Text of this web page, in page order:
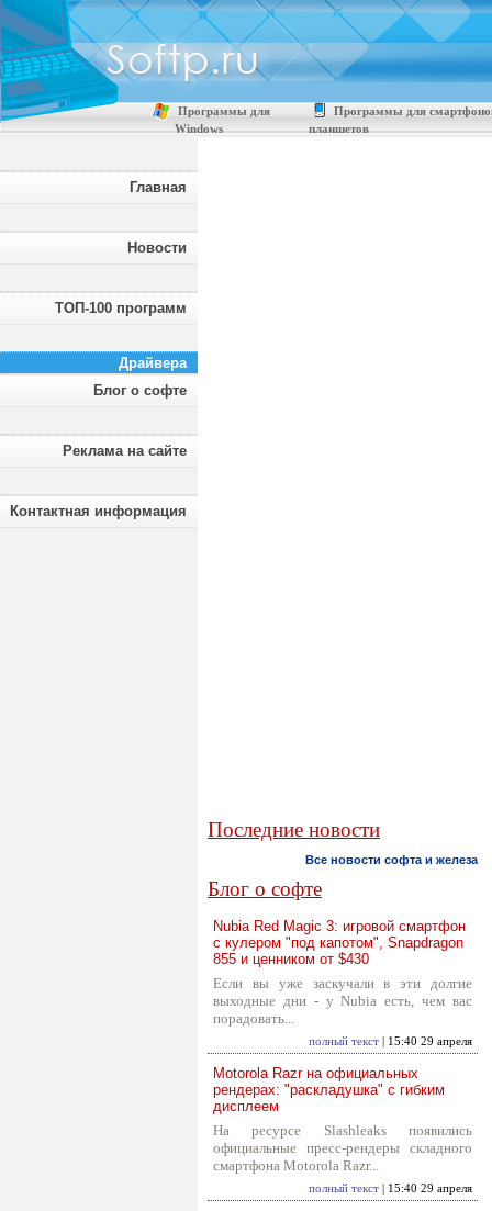
Программы для
Windows
Программы для
планшетов
Главная
Новости
ТОП-100 программ
Драйвера
Блог о софте
Реклама на сайте
Контактная информация
Последние новости
Все новости софта и железа
Блог о софте
Nubia Red Magic 3: игровой смартфон
с кулером "под капотом", Snapdragon
855 и ценником от $430
Если вы уже заскучали в эти долгие
выходные дни - у Nubia есть, чем вас
порадовать...
полный текст | 15:40 29 апреля
Motorola Razr на официальных
рендерах: "раскладушка" с гибким
дисплеем
На ресурсе Slashleaks появились
официальные пресс-рендеры складного
смартфона Motorola Razr...
полный текст | 15:40 29 апреля